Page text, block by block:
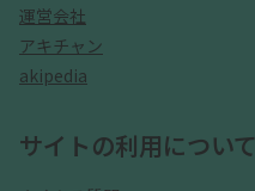
運営会社
アキチャン
akipedia
サイトの利用について